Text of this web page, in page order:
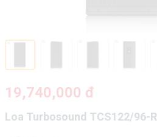
19,740,000 đ
Loa Turbosound TCS122/96-R